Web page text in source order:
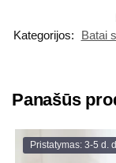
Kategorijos:
Batai
Panašūs
Pristatymas: 3-5 d.